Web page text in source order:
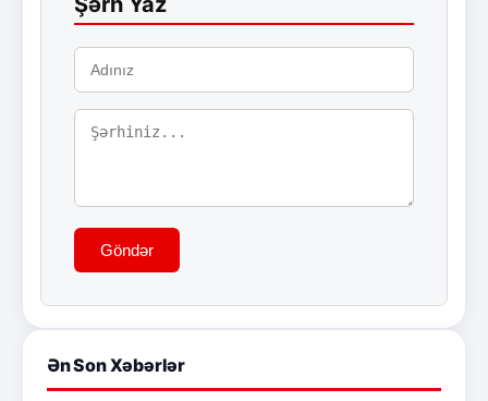
Göndər
Ən Son Xəbərlər